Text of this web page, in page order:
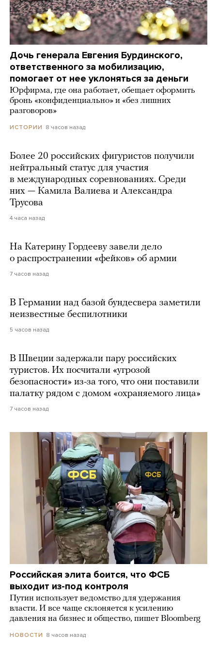
Дочь генерала Евгения Бурдинского,
ответственного за мобилизацию,
помогает от нее уклоняться за деньги
Юрфирма, где она работает, обещает оформить
бронь «конфиденциально» и «без лишних
разговоров»
ИСТОРИИ 8 часов назад
Более 20 российских фигуристов получили
нейтральный статус для участия
в международных соревнованиях. Среди
них — Камила Валиева и Александра
Трусова
4 часа назад
На Катерину Гордееву завели дело
о распространении «фейков» об армии
7 часов назад
В Германии над базой бундесвера заметили
неизвестные беспилотники
5 часов назад
В Швеции задержали пару российских
туристов. Их посчитали «угрозой
безопасности» из-за того, что они поставили
палатку рядом с домом «охраняемого лица»
7 часов назад
Российская элита боится, что ФСБ
выходит из-под контроля
Путин использует ведомство для удержания
власти. И все чаще склоняется к усилению
давления на бизнес и общество, пишет Bloomberg
НОВОСТИ 8 часов назад